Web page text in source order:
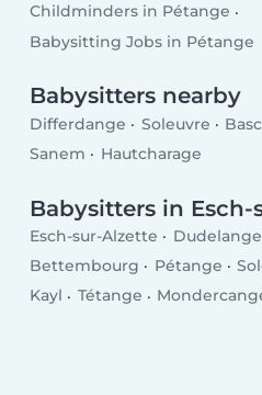
Childminders in Pétange
Babysitting Jobs in Pétange
Babysitters nearby
Differdange Soleuvre
Sanem
Hautcharage
Babysitters in Esch-
Esch-sur-Alzette Dudelange
Bettembourg
Pétange
Kayl
Tétange